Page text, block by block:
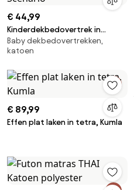
€ 44,99
Kinderdekbedovertrek in
perkaal katoen, 80 draden,
Scénario
Baby dekbedovertrekken,
katoen
€ 89,99
Effen plat laken in tetra, Kumla